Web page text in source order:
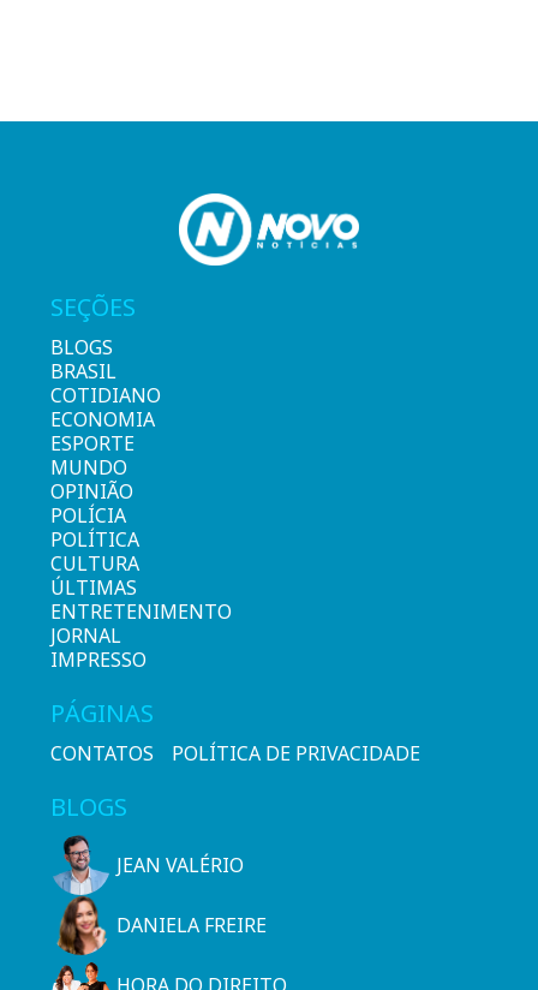
SEÇÕES
BLOGS
BRASIL
COTIDIANO
ECONOMIA
ESPORTE
MUNDO
OPINIÃO
POLÍCIA
POLÍTICA
CULTURA
ÚLTIMAS
ENTRETENIMENTO
JORNAL
IMPRESSO
PÁGINAS
CONTATOS POLÍTICA DE PRIVACIDADE
BLOGS
JEAN VALÉRIO
DANIELA FREIRE